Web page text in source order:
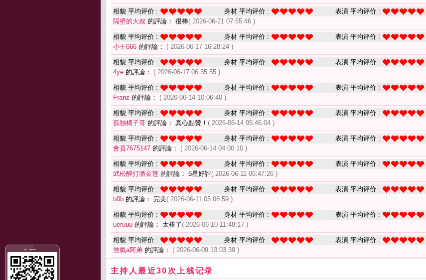
相貌 平均评价 : 身材 平均评价 : 表演 平均评价 :
隔壁的大叔 的評論： 很棒( 2026-06-21 07:55:46 )
相貌 平均评价 : 身材 平均评价 : 表演 平均评价 :
小王666 的評論： ( 2026-06-17 16:28:24 )
相貌 平均评价 : 身材 平均评价 : 表演 平均评价 :
4ye 的評論： ( 2026-06-17 06:35:55 )
相貌 平均评价 : 身材 平均评价 : 表演 平均评价 :
Franz 的評論： ( 2026-06-14 10:06:40 )
相貌 平均评价 : 身材 平均评价 : 表演 平均评价 :
孤独橘子哥 的評論： 真心點贊！ ( 2026-06-14 05:46:04 )
相貌 平均评价 : 身材 平均评价 : 表演 平均评价 :
會員7675147 的評論： ( 2026-06-14 04:00:10 )
相貌 平均评价 : 身材 平均评价 : 表演 平均评价 :
武松醉打潘金莲 的評論： 5星好評( 2026-06-11 06:47:26 )
相貌 平均评价 : 身材 平均评价 : 表演 平均评价 :
b0b 的評論： 完美( 2026-06-11 05:08:59 )
相貌 平均评价 : 身材 平均评价 : 表演 平均评价 :
ueruuu 的評論： 太棒了 ( 2026-06-10 11:48:17 )
相貌 平均评价 : 身材 平均评价 : 表演 平均评价 :
煞氣a阿弟 的評論： ( 2026-06-09 13:03:39 )
主持人最近30次上线记录